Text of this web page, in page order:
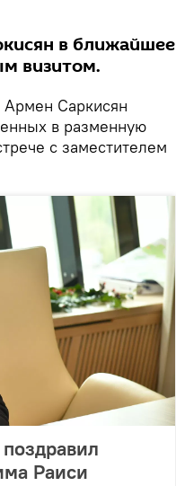
в ближайшее
визитом.
Армен Саркисян
в разменную
с заместителем
Раиси